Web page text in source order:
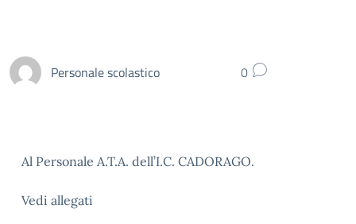
Personale scolastico 0
Al Personale A.T.A. dell’I.C. CADORAGO.
Vedi allegati